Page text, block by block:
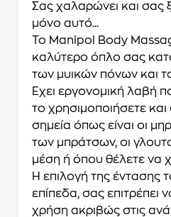
Σας χαλαρώνει και σας
μόνο αυτό...
Το Manipol Body
καλύτερο όπλο σας
των μυικών πόνων και
Έχει εργονομική λαβή
το χρησιμοποιήσετε
σημεία όπως είναι οι
των μπράτσων, οι
μέση ή όπου θέλετε να
Η επιλογή της έντασης
επίπεδα, σας επιτρέπει
χρήση ακριβώς στις